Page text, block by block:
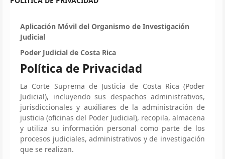
Aplicación Móvil del Organismo de Investigación
Judicial
Poder Judicial de Costa Rica
Política de Privacidad
La Corte Suprema de Justicia de Costa Rica (Poder
Judicial), incluyendo sus despachos administrativos,
jurisdiccionales y auxiliares de la administración de
justicia (oficinas del Poder Judicial), recopila, almacena
y utiliza su información personal como parte de los
procesos judiciales, administrativos y de investigación
que se realizan.